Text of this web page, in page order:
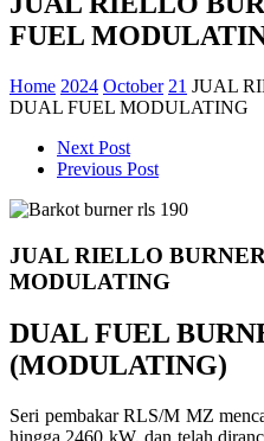
FUEL
Home 2024 October 21 JUAL
DUAL FUEL MODULATING
Next Post
Previous Post
JUAL RIELLO
MODULATING
DUAL FUEL
(MODULATING)
Seri pembakar RLS/M MZ